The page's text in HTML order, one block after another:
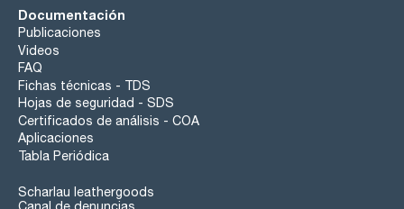
Documentación
Publicaciones
Videos
FAQ
Fichas técnicas - TDS
Hojas de seguridad - SDS
Certificados de análisis - COA
Aplicaciones
Tabla Periódica
Scharlau leathergoods